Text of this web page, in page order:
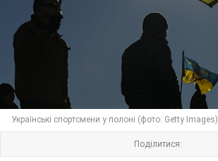
Українські спортсмени у полоні (фото: Getty Images)
Поділитися: